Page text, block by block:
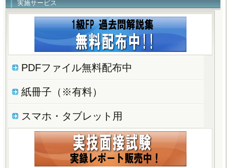
実施サービス
PDFファイル無料配布中
紙冊子（※有料）
スマホ・タブレット用